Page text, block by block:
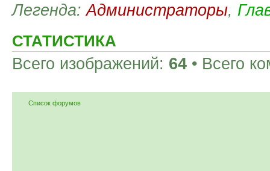
Легенда:Администраторы,
СТАТИСТИКА
Всего изображений: 64 • Всего
Список форумов